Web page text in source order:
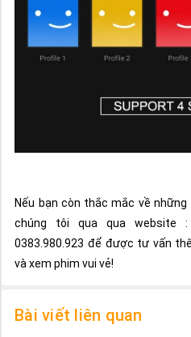
Nếu bạn còn thắc mắc về
chúng tôi qua qua website
0383.980.923 để được tư vấn
và xem phim vui vẻ!
Bài viết liên quan